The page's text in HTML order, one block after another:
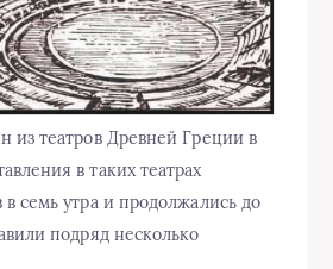
из театров Древней Греции в
в таких театрах
в семь утра и продолжались до
подряд несколько